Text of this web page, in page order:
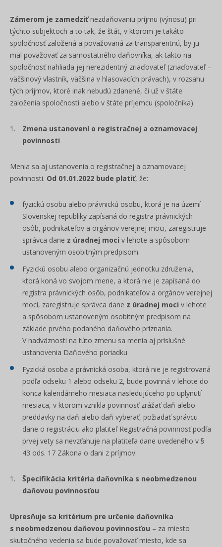
Zámerom je zamedziťnezdaňovaniu príjmu (výnosu) pri
týchto subjektoch a to tak, že štát, v ktorom je takáto
spoločnosť založená a považovaná za transparentnú, by ju
mal považovať za samostatného daňovníka, ak takto na
spoločnosť nahliada jej nerezidentný zriaďovateľ (zriaďovateľ –
väčšinový vlastník, väčšina v hlasovacích právach), v rozsahu
tých príjmov, ktoré inak nebudú zdanené, či už v štáte
založenia spoločnosti alebo v štáte príjemcu (spoločníka).
Zmena ustanovení o registračnej a oznamovacej
povinnosti
Menia sa aj ustanovenia o registračnej a oznamovacej
povinnosti. Od 01.01.2022 bude platiť, že:
fyzickú osobu alebo právnickú osobu, ktorá je na území
Slovenskej republiky zapísaná do registra právnických
osôb, podnikateľov a orgánov verejnej moci, zaregistruje
správca dane z úradnej moci v lehote a spôsobom
ustanoveným osobitným predpisom.
Fyzickú osobu alebo organizačnú jednotku združenia,
ktorá koná vo svojom mene, a ktorá nie je zapísaná do
registra právnických osôb, podnikateľov a orgánov verejnej
moci, zaregistruje správca dane z úradnej moci v lehote
a spôsobom ustanoveným osobitným predpisom na
základe prvého podaného daňového priznania.
V nadväznosti na túto zmenu sa menia aj príslušné
ustanovenia Daňového poriadku
Fyzická osoba a právnická osoba, ktorá nie je registrovaná
podľa odseku 1 alebo odseku 2, bude povinná v lehote do
konca kalendárneho mesiaca nasledujúceho po uplynutí
mesiaca, v ktorom vznikla povinnosť zrážať daň alebo
preddavky na daň alebo daň vyberať, požiadať správcu
dane o registráciu ako platiteľ Registračná povinnosť podľa
prvej vety sa nevzťahuje na platiteľa dane uvedeného v §
43 ods. 17 Zákona o dani z príjmov.
Špecifikácia kritéria daňovníka s neobmedzenou
daňovou povinnosťou
Upresňuje sa kritérium pre určenie daňovníka
s neobmedzenou daňovou povinnosťou – za miesto
skutočného vedenia sa bude považovať miesto, kde sa